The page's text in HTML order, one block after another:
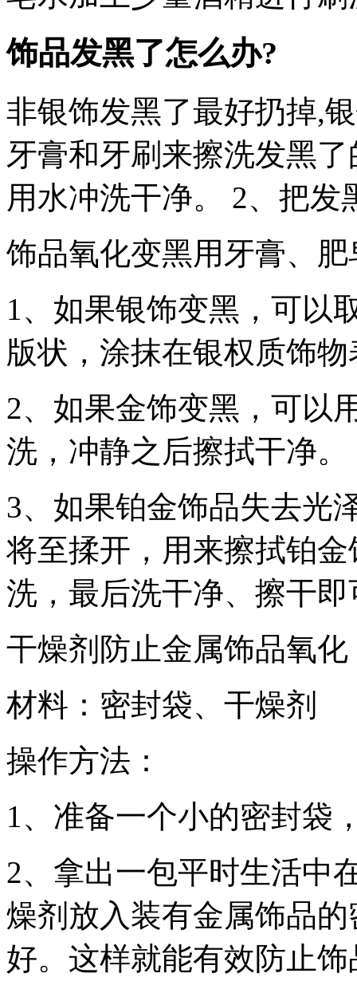
饰品发黑了怎么办?
非银饰发黑了最好扔掉,
牙膏和牙刷来擦洗发黑
用水冲洗干净。 2、把
饰品氧化变黑用牙膏、
1、如果银饰变黑，可以
版状，涂抹在银权质饰
2、如果金饰变黑，可以
洗，冲静之后擦拭干净。
3、如果铂金饰品失去光
将至揉开，用来擦拭铂
洗，最后洗干净、擦干即
干燥剂防止金属饰品氧化
材料：密封袋、干燥剂
操作方法：
1、准备一个小的密封袋
2、拿出一包平时生活中
燥剂放入装有金属饰品
好。这样就能有效防止